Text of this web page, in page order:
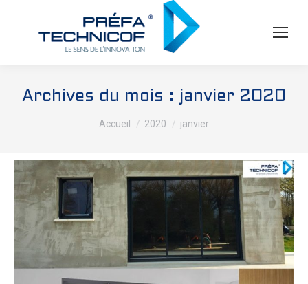
Archives du mois : janvier 2020
Accueil 2020 janvier